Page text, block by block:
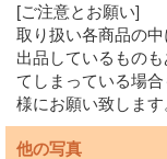
[ご注意とお願い]
取り扱い各商品の
出品しているもの
てしまっている場
様にお願い致します
他の写真